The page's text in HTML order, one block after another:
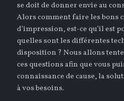
se doit de donner envie au
Alors comment faire les bons
d’impression, est-ce qu’il est
quelles sont les différentes
disposition ? Nous allons
ces questions afin que vous
connaissance de cause, la
à vos besoins.